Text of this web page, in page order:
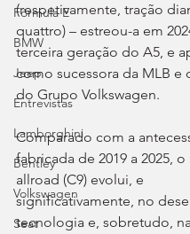
Fórmula E
BMW
Jeep
Entrevistas
Lamborghini
Bentley
Volkswagen
Seat
(respetivamente, tração
quattro) – estreou-a em
terceira geração do A5, e
como sucessora da MLB e
do Grupo Volkswagen.
Comparado com a
fabricada de 2019 a 2025, o
allroad (C9) evolui, e
significativamente, no
tecnologia e, sobretudo,